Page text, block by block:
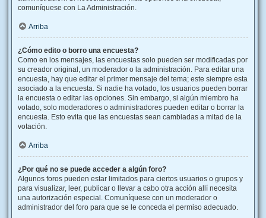
comuníquese con La Administración.
Arriba
¿Cómo edito o borro una encuesta?
Como en los mensajes, las encuestas solo pueden ser modificadas por
su creador original, un moderador o la administración. Para editar una
encuesta, hay que editar el primer mensaje del tema; este siempre esta
asociado a la encuesta. Si nadie ha votado, los usuarios pueden borrar
la encuesta o editar las opciones. Sin embargo, si algún miembro ha
votado, solo moderadores o administradores pueden editar o borrar la
encuesta. Esto evita que las encuestas sean cambiadas a mitad de la
votación.
Arriba
¿Por qué no se puede acceder a algún foro?
Algunos foros pueden estar limitados para ciertos usuarios o grupos y
para visualizar, leer, publicar o llevar a cabo otra acción allí necesita
una autorización especial. Comuníquese con un moderador o
administrador del foro para que se le conceda el permiso adecuado.